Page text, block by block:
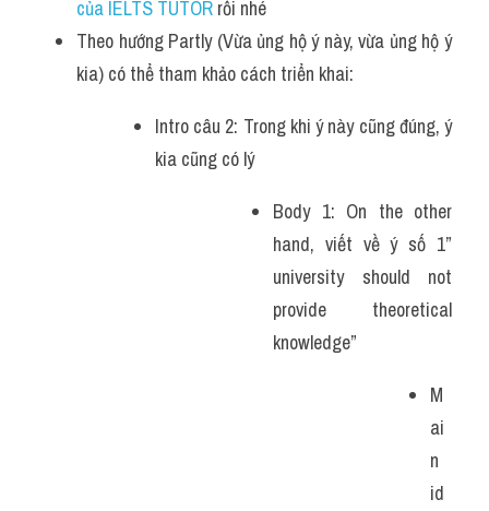
của IELTS TUTOR rồi nhé
Theo hướng Partly (Vừa ủng hộ ý này, vừa ủng hộ ý
kia) có thể tham khảo cách triển khai:
Intro câu 2: Trong khi ý này cũng đúng, ý
kia cũng có lý
Body 1: On the other
hand, viết về ý số 1”
university should not
provide theoretical
knowledge”
M
ai
n
id